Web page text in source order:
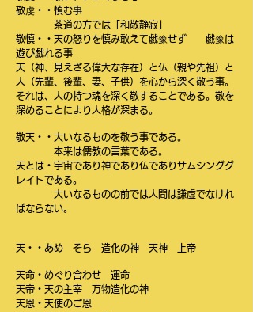
敬虔・・慎む事
茶道の方では「和敬静寂」
敬慎・・天の怒りを慎み敢えて戯豫せず 戯豫は
遊び戯れる事
天（神、見えざる偉大な存在）と仏（親や先祖）と
人（先輩、後輩、妻、子供）を心から深く敬う事。
それは、人の持つ魂を深く敬することである。敬を
深めることにより人格が深まる。
敬天・・大いなるものを敬う事である。
本来は儒教の言葉である。
天とは・宇宙であり神であり仏でありサムシンググ
レイトである。
大いなるものの前では人間は謙虚でなけれ
ばならない。
天・・あめ そら 造化の神 天神 上帝
天命・めぐり合わせ 運命
天帝・天の主宰 万物造化の神
天恩・天使のご恩